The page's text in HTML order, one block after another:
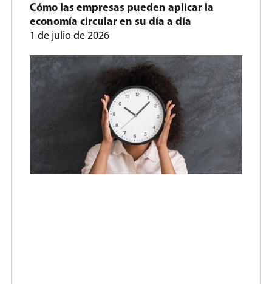
Cómo las empresas pueden aplicar la
economía circular en su día a día
1 de julio de 2026